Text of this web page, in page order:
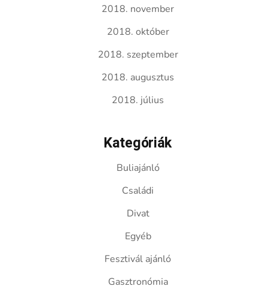
2018. november
2018. október
2018. szeptember
2018. augusztus
2018. július
Kategóriák
Buliajánló
Családi
Divat
Egyéb
Fesztivál ajánló
Gasztronómia